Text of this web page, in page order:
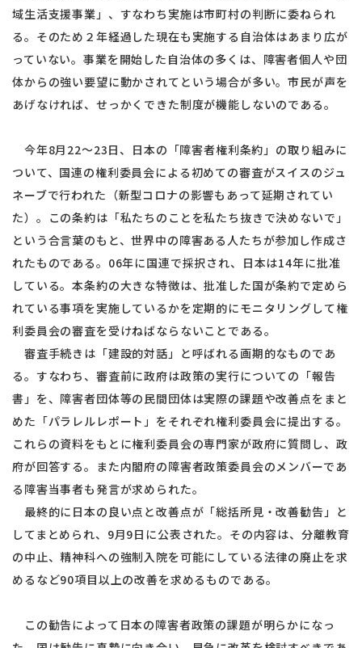
域生活支援事業」、すなわち実施は市町村の判断に委ねられ
る。そのため２年経過した現在も実施する自治体はあまり広が
っていない。事業を開始した自治体の多くは、障害者個人や団
体からの強い要望に動かされてという場合が多い。市民が声を
あげなければ、せっかくできた制度が機能しないのである。
今年8月22〜23日、日本の「障害者権利条約」の取り組みに
ついて、国連の権利委員会による初めての審査がスイスのジュ
ネーブで行われた（新型コロナの影響もあって延期されてい
た）。この条約は「私たちのことを私たち抜きで決めないで」
という合言葉のもと、世界中の障害ある人たちが参加し作成さ
れたものである。06年に国連で採択され、日本は14年に批准
している。本条約の大きな特徴は、批准した国が条約で定めら
れている事項を実施しているかを定期的にモニタリングして権
利委員会の審査を受けねばならないことである。
審査手続きは「建設的対話」と呼ばれる画期的なものであ
る。すなわち、審査前に政府は政策の実行についての「報告
書」を、障害者団体等の民間団体は実際の課題や改善点をまと
めた「パラレルレポート」をそれぞれ権利委員会に提出する。
これらの資料をもとに権利委員会の専門家が政府に質問し、政
府が回答する。また内閣府の障害者政策委員会のメンバーであ
る障害当事者も発言が求められた。
最終的に日本の良い点と改善点が「総括所見・改善勧告」と
してまとめられ、9月9日に公表された。その内容は、分離教育
の中止、精神科への強制入院を可能にしている法律の廃止を求
めるなど90項目以上の改善を求めるものである。
この勧告によって日本の障害者政策の課題が明らかになっ